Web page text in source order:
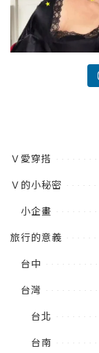
Ｖ愛穿搭
Ｖ的小秘密
小企畫
旅行的意義
台中
台灣
台北
台南